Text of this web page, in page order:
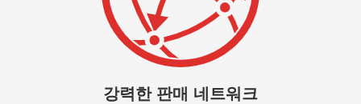
강력한 판매 네트워크